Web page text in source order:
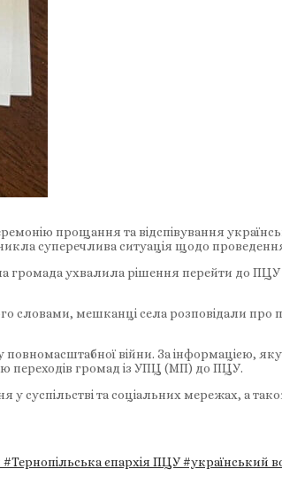
прощання та відспівування
суперечлива ситуація щодо
громада ухвалила рішення перейти до
словами, мешканці села розповідали про
повномасштабної війни. За інформацією,
переходів громад із УПЦ (МП) до ПЦУ.
у суспільстві та соціальних мережах, а
#Тернопільська єпархія ПЦУ#український